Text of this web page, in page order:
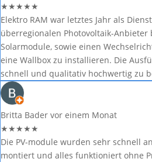
★★★★★
Elektro RAM war letztes Jahr als
überregionalen Photovoltaik-Anbieter
Solarmodule, sowie einen
eine Wallbox zu installieren. Die
schnell und qualitativ hochwertig zu
Britta Bader vor einem Monat
★★★★★
Die PV-module wurden sehr schnell
montiert und alles funktioniert ohne